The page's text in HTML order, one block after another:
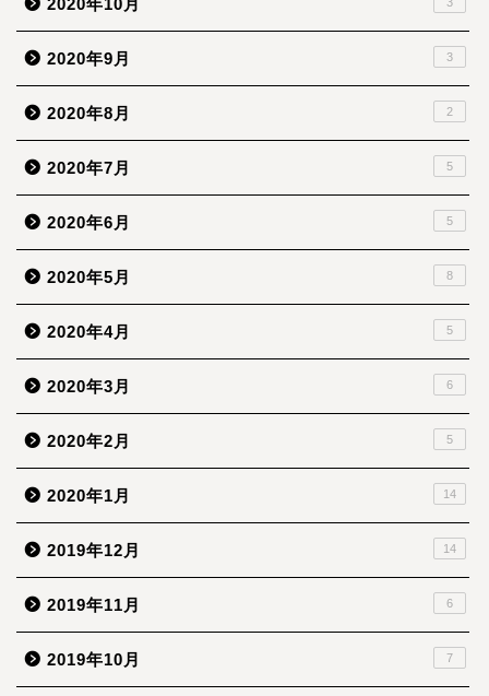
2020年10月
2020年9月 3
2020年8月 2
2020年7月 5
2020年6月 5
2020年5月 8
2020年4月 5
2020年3月 6
2020年2月 5
2020年1月 14
2019年12月 14
2019年11月 6
2019年10月 7